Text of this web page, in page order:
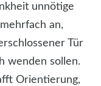
unnötige
an,
Tür
wenden sollen.
Orientierung,